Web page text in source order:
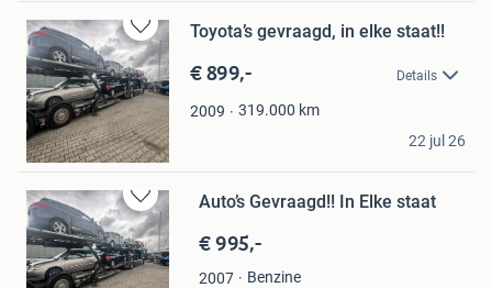
Bewaren
in
Mijn
Favorieten
Toyota’s gevraagd, in elke staat!!
€ 899,- Details
2009 319.000 km
Antonissen
Geldrop
22 jul 26
Bewaren
in
Mijn
Favorieten
Auto’s Gevraagd!! In Elke staat
€ 995,-
2007
Benzine